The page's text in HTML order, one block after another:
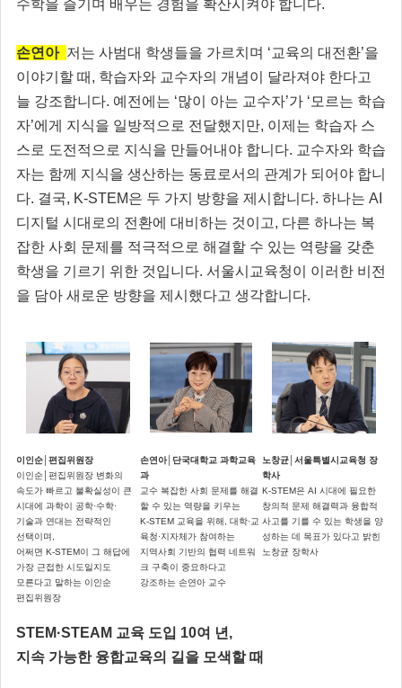
수학을 즐기며 배우는 경험을 확산시켜야 합니다.
손연아 저는 사범대 학생들을 가르치며 ‘교육의 대전환’을
이야기할 때, 학습자와 교수자의 개념이 달라져야 한다고
늘 강조합니다. 예전에는 ‘많이 아는 교수자’가 ‘모르는 학습
자’에게 지식을 일방적으로 전달했지만, 이제는 학습자 스
스로 도전적으로 지식을 만들어내야 합니다. 교수자와 학습
자는 함께 지식을 생산하는 동료로서의 관계가 되어야 합니
다. 결국, K-STEM은 두 가지 방향을 제시합니다. 하나는 AI
디지털 시대로의 전환에 대비하는 것이고, 다른 하나는 복
잡한 사회 문제를 적극적으로 해결할 수 있는 역량을 갖춘
학생을 기르기 위한 것입니다. 서울시교육청이 이러한 비전
을 담아 새로운 방향을 제시했다고 생각합니다.
이인순│편집위원장
이인순│편집위원장 변화의
속도가 빠르고 불확실성이 큰
시대에 과학이 공학·수학·
기술과 연대는 전략적인
선택이며,
어쩌면 K-STEM이 그 해답에
가장 근접한 시도일지도
모른다고 말하는 이인순
편집위원장
손연아│단국대학교 과학교육
과
교수 복잡한 사회 문제를 해결
할 수 있는 역량을 키우는
K-STEM 교육을 위해, 대학·교
육청·지자체가 참여하는
지역사회 기반의 협력 네트워
크 구축이 중요하다고
강조하는 손연아 교수
노창균│서울특별시교육청 장
학사
K-STEM은 AI 시대에 필요한
창의적 문제 해결력과 융합적
사고를 기를 수 있는 학생을 양
성하는 데 목표가 있다고 밝힌
노창균 장학사
STEM·STEAM 교육 도입 10여 년,
지속 가능한 융합교육의 길을 모색할 때